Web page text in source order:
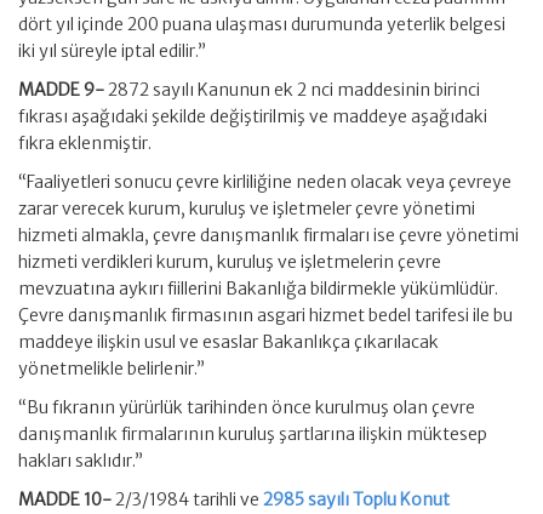
dört yıl içinde 200 puana ulaşması durumunda yeterlik belgesi
iki yıl süreyle iptal edilir.”
MADDE 9-2872 sayılı Kanunun ek 2 nci maddesinin birinci
fıkrası aşağıdaki şekilde değiştirilmiş ve maddeye aşağıdaki
fıkra eklenmiştir.
“Faaliyetleri sonucu çevre kirliliğine neden olacak veya çevreye
zarar verecek kurum, kuruluş ve işletmeler çevre yönetimi
hizmeti almakla, çevre danışmanlık firmaları ise çevre yönetimi
hizmeti verdikleri kurum, kuruluş ve işletmelerin çevre
mevzuatına aykırı fiillerini Bakanlığa bildirmekle yükümlüdür.
Çevre danışmanlık firmasının asgari hizmet bedel tarifesi ile bu
maddeye ilişkin usul ve esaslar Bakanlıkça çıkarılacak
yönetmelikle belirlenir.”
“Bu fıkranın yürürlük tarihinden önce kurulmuş olan çevre
danışmanlık firmalarının kuruluş şartlarına ilişkin müktesep
hakları saklıdır.”
MADDE 10-2/3/1984 tarihli ve 2985 sayılı Toplu Konut